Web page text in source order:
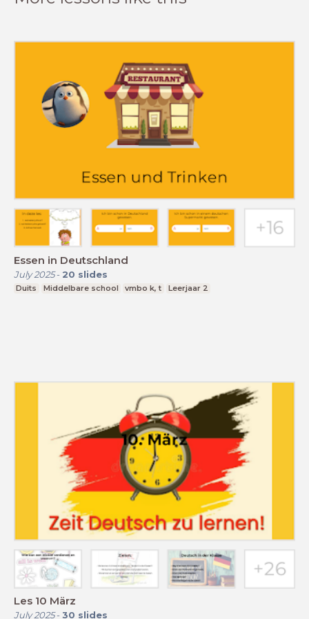
Essen in Deutschland
July 2025- 20 slides
Duits Middelbare school vmbo k, t Leerjaar 2
Les 10 März
July 2025- 30 slides